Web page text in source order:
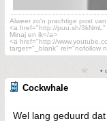
Alweer zo'n prachtige post van
<a href="http://puu.sh/
Minaj en ik</a>
<a href="http://
target="_blank" rel="nofollow
•
Cockwhale
Wel lang geduurd